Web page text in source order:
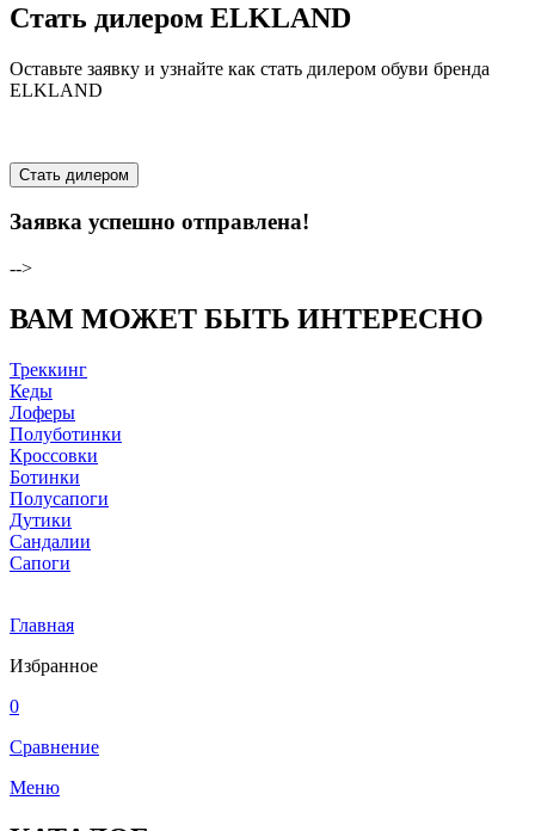
Стать дилером ELKLAND
Оставьте заявку и узнайте как стать дилером обуви бренда
ELKLAND
Стать дилером
Заявка успешно отправлена!
-->
ВАМ МОЖЕТ БЫТЬ ИНТЕРЕСНО
Треккинг
Кеды
Лоферы
Полуботинки
Кроссовки
Ботинки
Полусапоги
Дутики
Сандалии
Сапоги
Главная
Избранное
0
Сравнение
Меню